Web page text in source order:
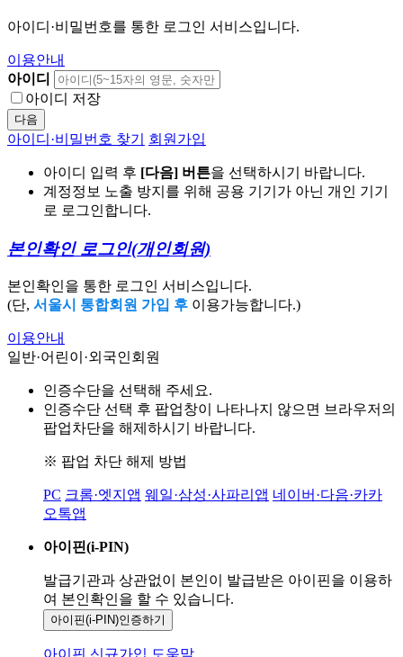
아이디·비밀번호를 통한 로그인 서비스입니다.
이용안내
아이디
아이디 저장
다음
아이디·비밀번호 찾기 회원가입
아이디 입력 후 [다음] 버튼을 선택하시기 바랍니다.
계정정보 노출 방지를 위해 공용 기기가 아닌 개인 기기
로 로그인합니다.
본인확인 로그인(개인회원)
본인확인을 통한 로그인 서비스입니다.
(단, 서울시 통합회원 가입 후 이용가능합니다.)
이용안내
일반·어린이·외국인회원
인증수단을 선택해 주세요.
인증수단 선택 후 팝업창이 나타나지 않으면 브라우저의
팝업차단을 해제하시기 바랍니다.
※ 팝업 차단 해제 방법
PC 크롬·엣지앱 웨일·삼성·사파리앱 네이버·다음·카카
오톡앱
아이핀(i-PIN)
발급기관과 상관없이 본인이 발급받은 아이핀을 이용하
여 본인확인을 할 수 있습니다.
아이핀(i-PIN)인증하기